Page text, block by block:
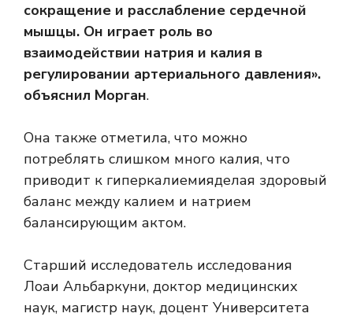
сокращение и расслабление сердечной
мышцы. Он играет роль во
взаимодействии натрия и калия в
регулировании артериального давления».
объяснил Морган.
Она также отметила, что можно
потреблять слишком много калия, что
приводит к гиперкалиемияделая здоровый
баланс между калием и натрием
балансирующим актом.
Старший исследователь исследования
Лоаи Альбаркуни, доктор медицинских
наук, магистр наук, доцент Университета